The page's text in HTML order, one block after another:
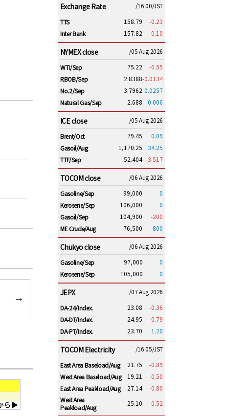
→
Exchange Rate
/16:00/JST
TTS
158.79
-0.23
Inter Bank
157.82 -0.10
NYMEX close
/05 Aug 2026
WTI/Sep
75.22
-0.55
RBOB/Sep
2.8388-0.0134
No.2/Sep
3.7962 0.0257
Natural Gas/Sep
2.688 0.006
ICE close
/05 Aug 2026
Brent/Oct
79.45
0.09
Gasoil/Aug
1,170.25
34.25
TTF/Sep
52.404 -3.517
TOCOM close
/06 Aug 2026
Gasoline/Sep
99,000
0
Kerosene/Sep
106,000
0
Gasoil/Sep
104,900
-200
ME Crude/Aug
76,500 800
Chukyo close
/06 Aug 2026
Gasoline/Sep
97,000
0
Kerosene/Sep
105,000 0
JEPX
/07 Aug 2026
DA-24/Index.
23.08
-0.36
DA-DT/Index.
24.95
-0.79
DA-PT/Index.
23.70 1.20
TOCOM Electricity
/16:05/JST
East Area Baseload/Aug
21.75
-0.89
West Area Baseload/Aug
19.21
-0.50
East Area Peakload/Aug
27.14
-0.80
West Area
Peakload/Aug
25.10 -0.52